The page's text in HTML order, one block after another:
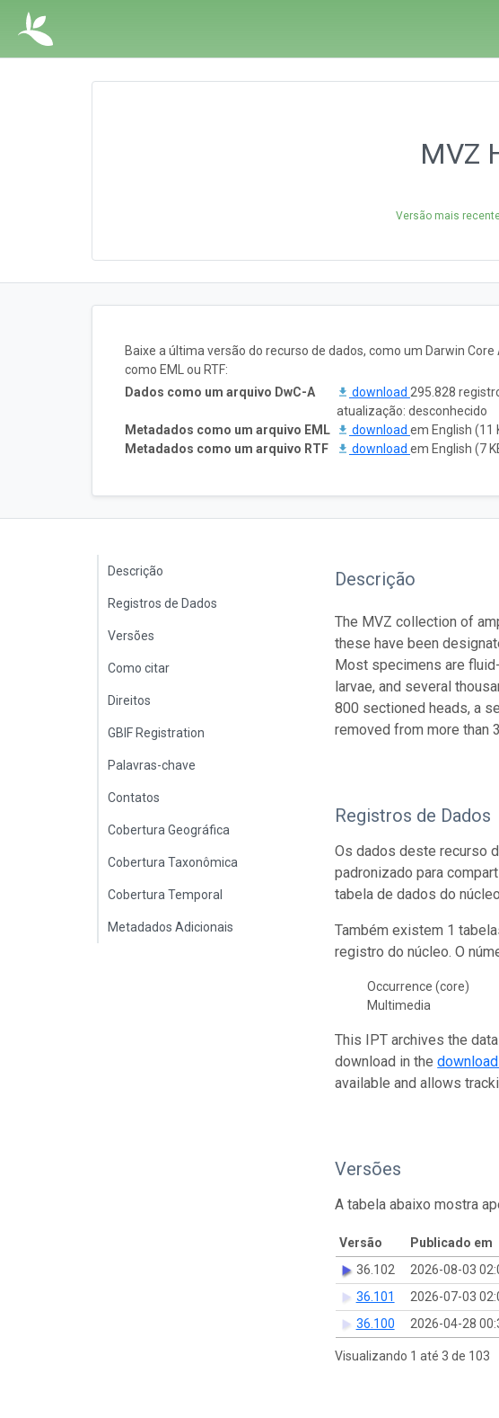
MVZ
Versão mais
Baixe a última versão do recurso de dados, como um Darwin
como EML ou RTF:
Dados como um arquivo DwC-A
download 295.828
atualização: desconhecido
Metadados como um arquivo EML
download em English (11
Metadados como um arquivo RTF
download em English (7
Descrição
Registros de Dados
Versões
Como citar
Direitos
GBIF Registration
Palavras-chave
Contatos
Cobertura Geográfica
Cobertura Taxonômica
Cobertura Temporal
Metadados Adicionais
Descrição
The MVZ collection of
these have been
Most specimens are
larvae, and several
800 sectioned heads, a
removed from more than
Registros de Dados
Os dados deste recurso
padronizado para
tabela de dados do
Também existem 1
registro do núcleo. O
Occurrence (core)
Multimedia
This IPT archives the
download in the
available and allows
Versões
A tabela abaixo mostra
Versão Publicado em
36.102
2026-08-03
36.101
2026-07-03
36.100
2026-04-28
Visualizando 1 até 3 de 103